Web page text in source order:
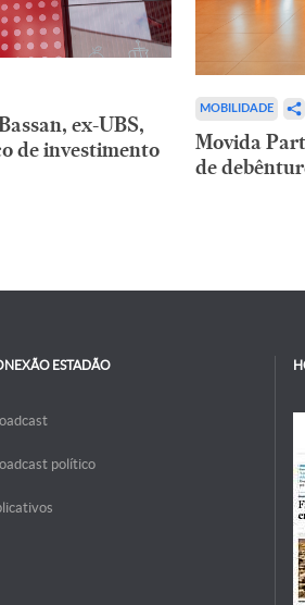
ex-UBS,
de investimento
MOBILIDADE
Movida
de
ESTADÃO
político